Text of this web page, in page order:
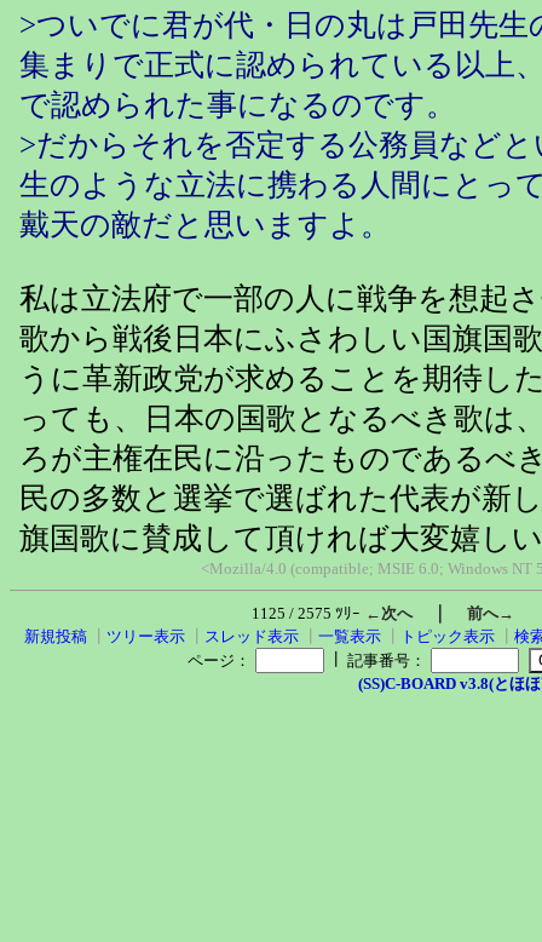
>ついでに君が代・日の丸は戸田先生
集まりで正式に認められている以上
で認められた事になるのです。
>だからそれを否定する公務員など
生のような立法に携わる人間にとっ
戴天の敵だと思いますよ。
私は立法府で一部の人に戦争を想起
歌から戦後日本にふさわしい国旗国
うに革新政党が求めることを期待し
っても、日本の国歌となるべき歌は
ろが主権在民に沿ったものであるべ
民の多数と選挙で選ばれた代表が新
旗国歌に賛成して頂ければ大変嬉し
<Mozilla/4.0 (compatible; MSIE 6.0; Windows NT
1125 / 2575 ﾂﾘｰ ←次へ｜ 前へ→
新規投稿
ツリー表示 スレッド表示 一覧表示 トピック表示
検
ページ：
記事番号：
(SS)C-BOARD v3.8(とほ